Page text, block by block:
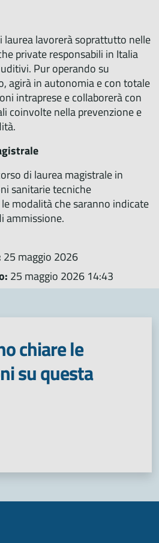
laurea lavorerà soprattutto nelle
private responsabili in Italia
Pur operando su
agirà in autonomia e con totale
intraprese e collaborerà con
coinvolte nella prevenzione e
di laurea magistrale in
sanitarie tecniche
modalità che saranno indicate
ammissione.
25 maggio 2026
25 maggio 2026 14:43
chiare le
su questa
da 1 a 5 stelle